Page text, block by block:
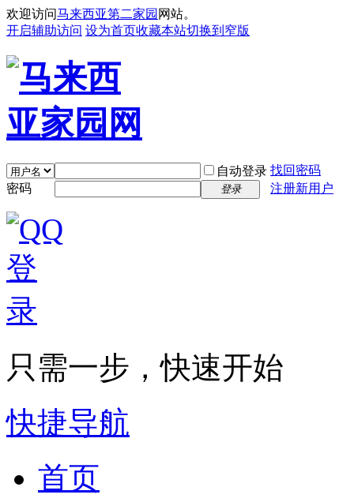
欢迎访问马来西亚第二家园 网站。
开启辅助访问 设为首页收藏本站切换到窄版
自动登录 找回密码
密码
登录 注册新用户
只需一步，快速开始
快捷导航
首页